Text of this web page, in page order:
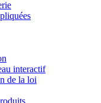
interactif
de la loi